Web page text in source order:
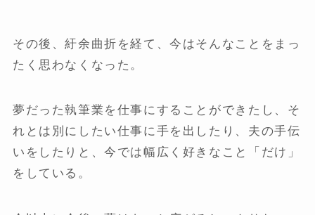
その後、紆余曲折を経て、今はそんなことをまっ
たく思わなくなった。
夢だった執筆業を仕事にすることができたし、そ
れとは別にしたい仕事に手を出したり、夫の手伝
いをしたりと、今では幅広く好きなこと「だけ」
をしている。